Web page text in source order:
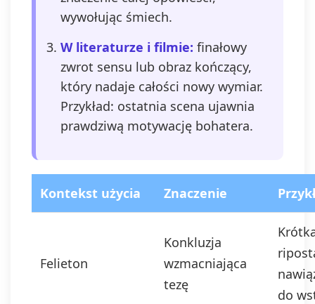
wywołując śmiech.
W literaturze i filmie: finałowy
zwrot sensu lub obraz kończący,
który nadaje całości nowy wymiar.
Przykład: ostatnia scena ujawnia
prawdziwą motywację bohatera.
Kontekst użycia Znaczenie
Felieton
Konkluzja
wzmacniająca
tezę
do